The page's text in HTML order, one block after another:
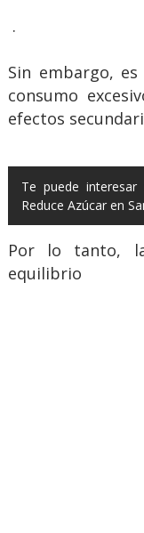
.
Sin embargo,
consumo
efectos
Te puede interesar
Reduce Azúcar en
Por lo tanto,